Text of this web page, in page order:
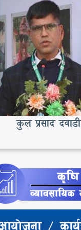
कुल प्रसाद दवाडी